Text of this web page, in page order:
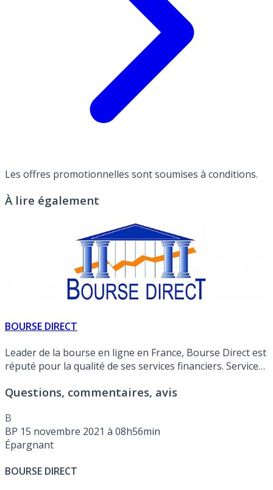
Les offres promotionnelles sont soumises à conditions.
À lire également
BOURSE DIRECT
Leader de la bourse en ligne en France, Bourse Direct est
réputé pour la qualité de ses services financiers. Service
vigueur :ETF iShares : frais de transaction à seulement
Questions, commentaires, avis
B
BP 15 novembre 2021 à 08h56min
Épargnant
BOURSE DIRECT